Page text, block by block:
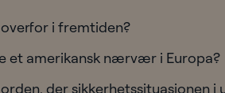
overfor i fremtiden?
et amerikansk nærvær i Europa?
der sikkerhetssituasjonen